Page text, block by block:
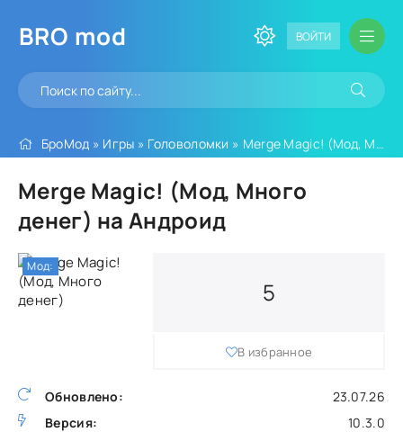
BRO mod ВОЙТИ
БроМод » Игры » Головоломки » Merge Magic! (Мод, Много денег)
Merge Magic! (Мод, Много
денег) на Андроид
Обновлено:
23.07.26
Версия:
10.3.0
5
В избранное
Мод: